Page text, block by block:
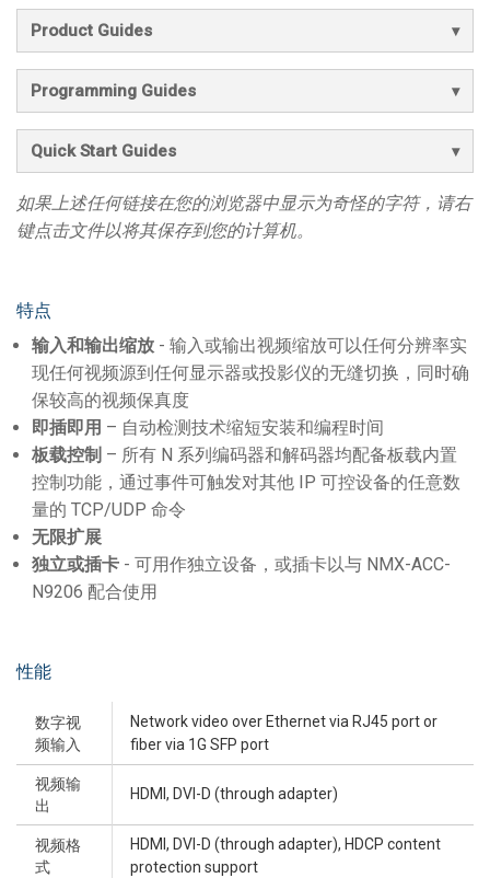
Product Guides
Programming Guides
Quick Start Guides
如果上述任何链接在您的浏览器中显示为奇怪的字符，请右
键点击文件以将其保存到您的计算机。
特点
输入和输出缩放 - 输入或输出视频缩放可以任何分辨率实
现任何视频源到任何显示器或投影仪的无缝切换，同时确
保较高的视频保真度
即插即用 – 自动检测技术缩短安装和编程时间
板载控制 – 所有 N 系列编码器和解码器均配备板载内置
控制功能，通过事件可触发对其他 IP 可控设备的任意数
量的 TCP/UDP 命令
无限扩展
独立或插卡 - 可用作独立设备，或插卡以与 NMX-ACC-
N9206 配合使用
性能
数字视
频输入
Network video over Ethernet via RJ45 port or
fiber via 1G SFP port
视频输
出
HDMI, DVI-D (through adapter)
视频格
式
HDMI, DVI-D (through adapter), HDCP content
protection support